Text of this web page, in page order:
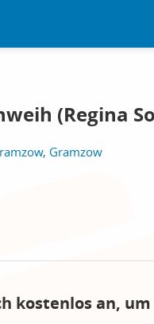
(Regina
Gramzow
kostenlos an,